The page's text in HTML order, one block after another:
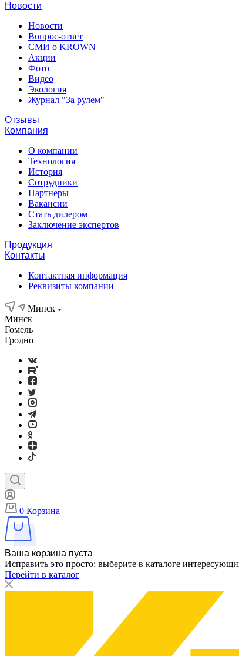
Новости
Новости
Вопрос-ответ
СМИ о KROWN
Акции
Фото
Видео
Экология
Журнал "За рулем"
Отзывы
Компания
О компании
Технология
История
Сотрудники
Партнеры
Вакансии
Стать дилером
Заключение экспертов
Продукция
Контакты
Контактная информация
Реквизиты компании
Минск
Минск
Гомель
Гродно
0 Корзина
Ваша корзина пуста
Исправить это просто: выберите в каталоге
Перейти в каталог